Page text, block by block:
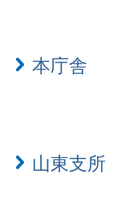
本庁舎
山東支所